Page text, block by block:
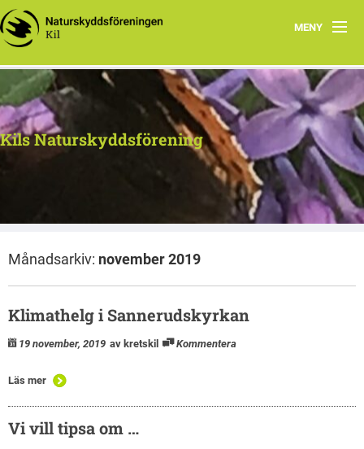
MENY
Hem
Kontakt
Aktiviteter
Dokument
Kils Naturskyddsförening
Månadsarkiv: november 2019
Klimathelg i Sannerudskyrkan
19 november, 2019 av kretskil Kommentera
Läs mer
Vi vill tipsa om …